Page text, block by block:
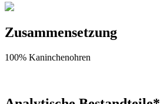
Zusammensetzung
100% Kaninchenohren